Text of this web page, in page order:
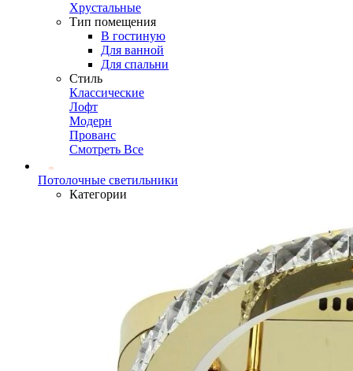
Хрустальные
Тип помещения
В гостиную
Для ванной
Для спальни
Стиль
Классические
Лофт
Модерн
Прованс
Смотреть Все
Потолочные светильники
Категории